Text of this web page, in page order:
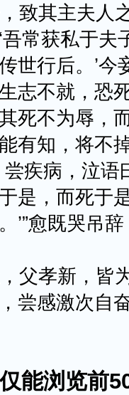
其主夫人之
常获私于夫
世行后。’
志不就，恐
死不为辱，
有知，将不
疾病，泣语
是，而死于
’”愈既哭吊
孝新，皆
尝感激次自
能浏览前